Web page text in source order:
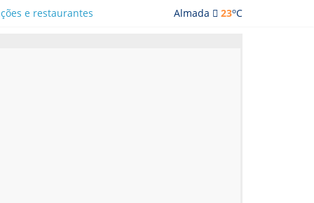
Almada 23oC
e restaurantes